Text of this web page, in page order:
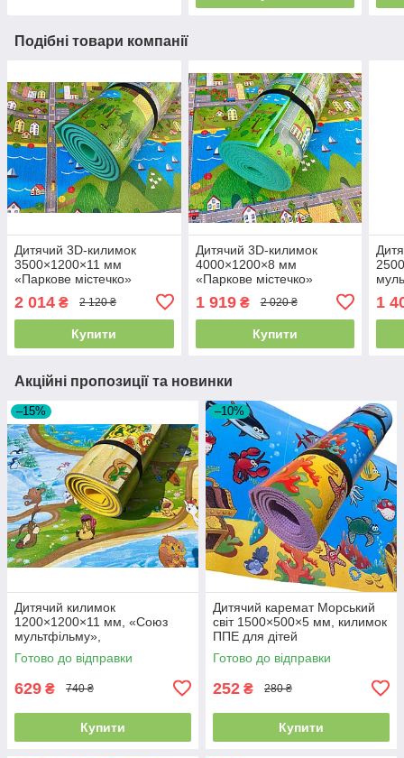
Подібні товари компанії
Дитячий 3D-килимок
3500×1200×11 мм
«Паркове містечко»
розвивальний ігровий
килимок.
2 014 ₴ 2 120 ₴
Купити
Дитячий 3D-килимок
4000×1200×8 мм
«Паркове містечко»
розвивальний ігровий
килимок.
1 919₴ 2 020 ₴
Купити
1
Акційні пропозиції та новинки
–15%
Дитячий килимок
1200×1200×11 мм, «Союз
мультфільму»,
теплоізоляційний,
розвивальний, ігровий
Готово до відправки
629 ₴ 740 ₴
Купити
–10%
Дитячий каремат Морський
світ 1500×500×5 мм, килимок
ППЕ для дітей
Готово до відправки
252 ₴ 280 ₴
Купити